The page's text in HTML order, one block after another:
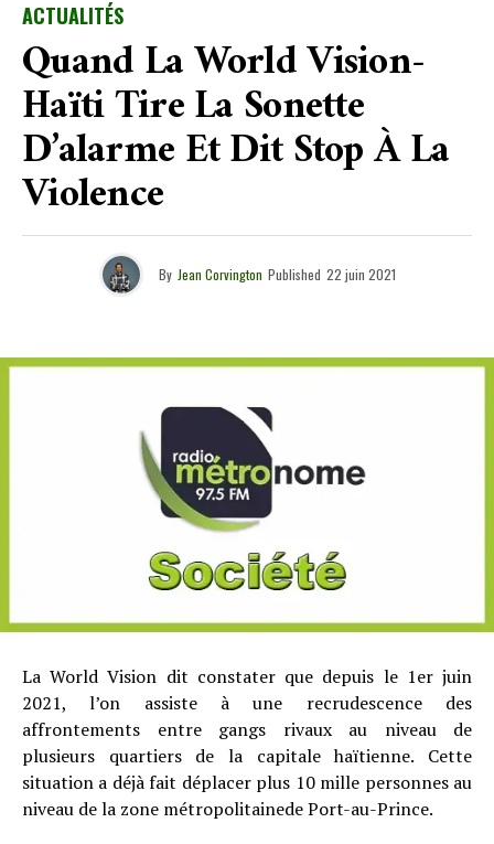
ACTUALITÉS
Quand La World Vision-
Haïti Tire La Sonette
D’alarme Et Dit Stop À La
Violence
By Jean Corvington Published 22 juin 2021
La World Vision dit constater que depuis le 1er juin
2021, l’on assiste à une recrudescence des
affrontements entre gangs rivaux au niveau de
plusieurs quartiers de la capitale haïtienne. Cette
situation a déjà fait déplacer plus 10 mille personnes au
niveau de la zone métropolitainede Port-au-Prince.